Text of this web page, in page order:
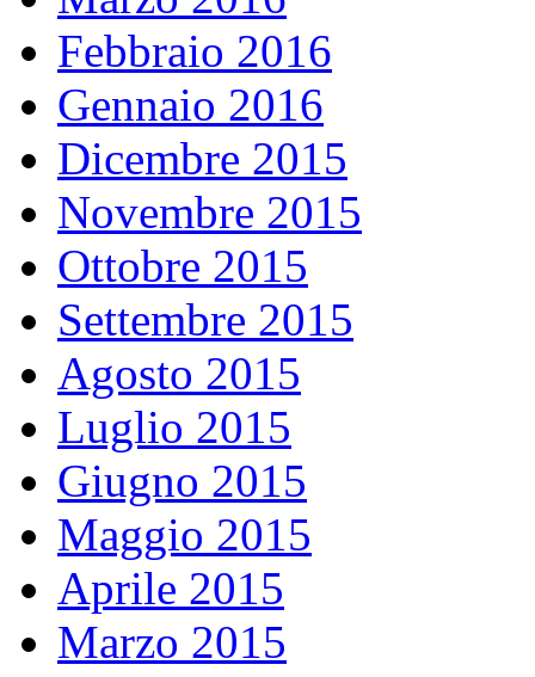
Febbraio 2016
Gennaio 2016
Dicembre 2015
Novembre 2015
Ottobre 2015
Settembre 2015
Agosto 2015
Luglio 2015
Giugno 2015
Maggio 2015
Aprile 2015
Marzo 2015